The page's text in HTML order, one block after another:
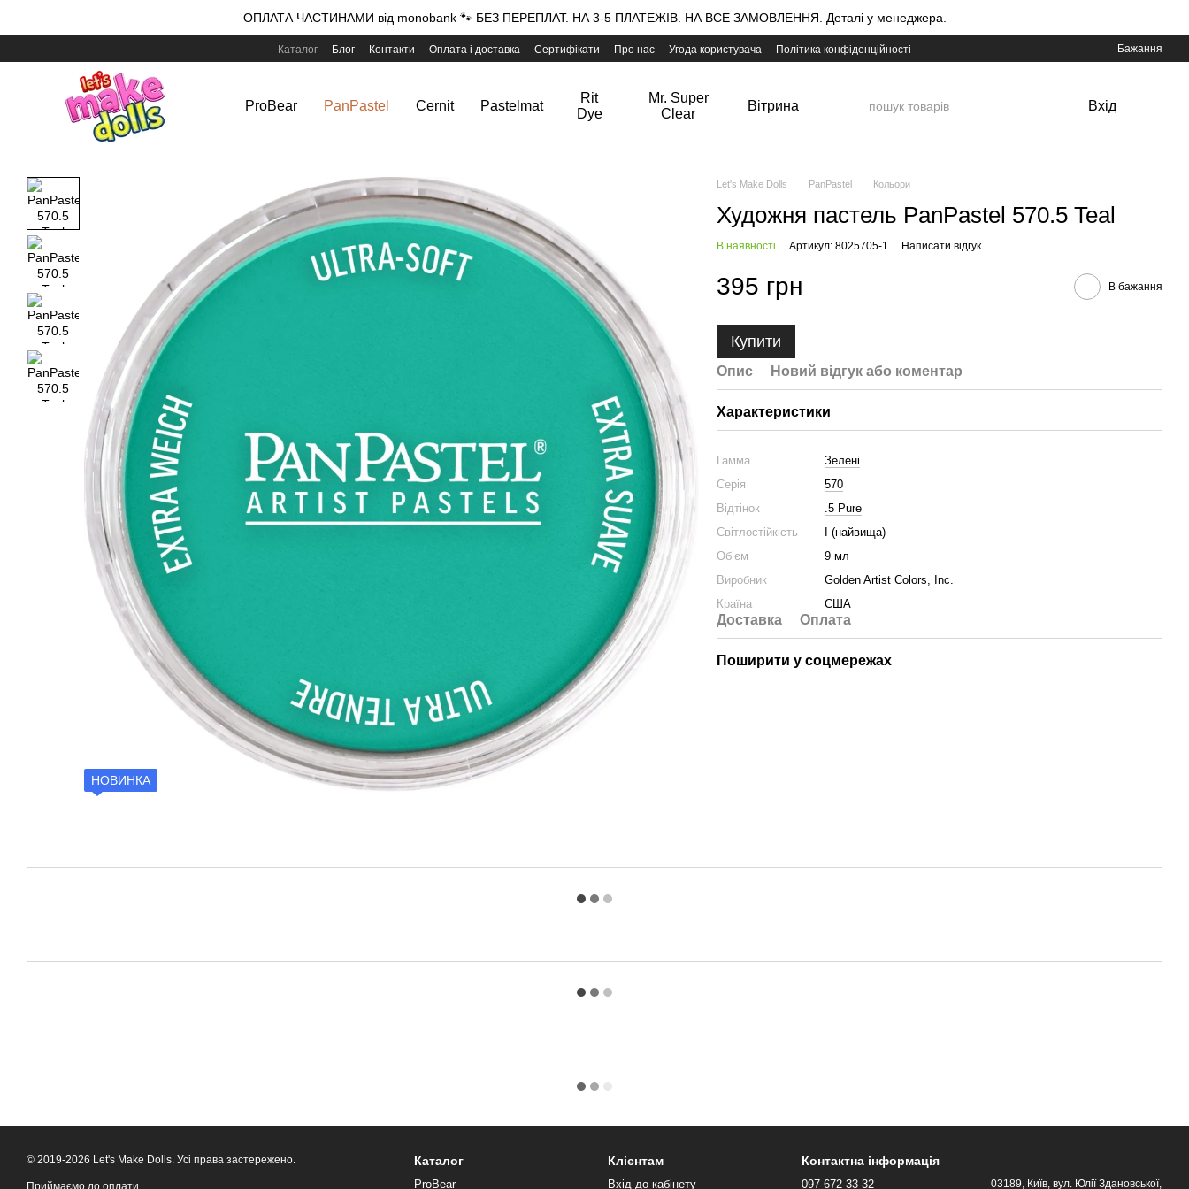
ОПЛАТА ЧАСТИНАМИ від monobank 🐾 БЕЗ ПЕРЕПЛАТ. НА 3-5 ПЛАТЕЖІВ. НА ВСЕ ЗАМОВЛЕННЯ. Деталі у менеджера.
Каталог Блог Контакти Оплата і доставка Сертифікати Про нас Угода користувача Політика конфіденційності Бажання
ProBear PanPastel Cernit Pastelmat
Rit
Dye
Mr. Super
Clear
Вітрина Вхід
НОВИНКА
Let's Make Dolls PanPastel Кольори
Художня пастель PanPastel 570.5 Teal
В наявності Артикул: 8025705-1 Написати відгук
395 грн В бажання
Купити
Опис Новий відгук або коментар
Характеристики
Гамма
Зелені
Серія
570
Відтінок
.5 Pure
Світлостійкість
I (найвища)
Обʼєм
9 мл
Виробник
Golden Artist Colors, Inc.
Країна
США
Доставка Оплата
Поширити у соцмережах
© 2019-2026 Let's Make Dolls. Усі права застережено. Каталог
ProBear
Клієнтам
Вхід до кабінету
Контактна інформація
097 672-33-32 03189, Київ, вул. Юлії Здановської,